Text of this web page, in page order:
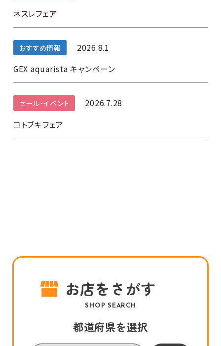
ネスレフェア
おすすめ情報
2026.8.1
GEX aquarista キャンペーン
セール・イベント
2026.7.28
コトブキフェア
お店をさがす
SHOP SEARCH
都道府県を選択